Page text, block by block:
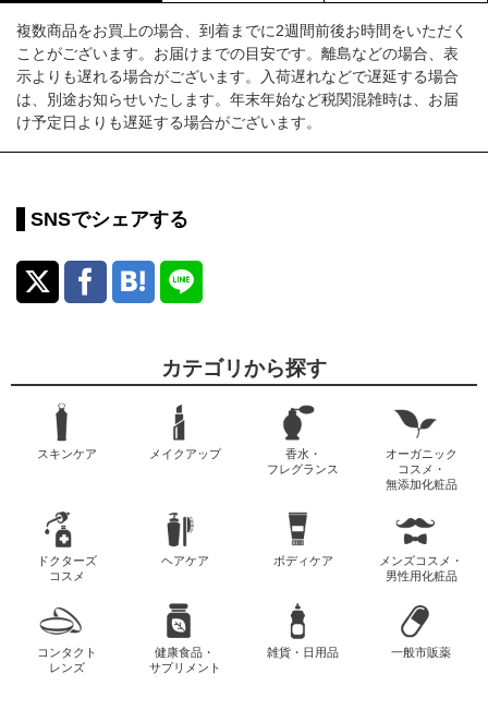
複数商品をお買上の場合、到着までに2週間前後お時間をいただく
ことがございます。お届けまでの目安です。離島などの場合、表
示よりも遅れる場合がございます。入荷遅れなどで遅延する場合
は、別途お知らせいたします。年末年始など税関混雑時は、お届
け予定日よりも遅延する場合がございます。
SNSでシェアする
カテゴリから探す
スキンケア メイクアップ
香水・
フレグランス
オーガニック
コスメ・
無添加化粧品
ドクターズ
コスメ
ヘアケア ボディケア
メンズコスメ・
男性用化粧品
コンタクト
レンズ
健康食品・
サプリメント
雑貨・日用品 一般市販薬